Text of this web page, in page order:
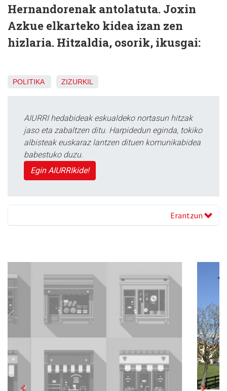
Hernandorenak antolatuta. Joxin
Azkue elkarteko kidea izan zen
hizlaria. Hitzaldia, osorik, ikusgai:
POLITIKA ZIZURKIL
AIURRI hedabideak eskualdeko nortasun hitzak
jaso eta zabaltzen ditu. Harpidedun eginda, tokiko
albisteak euskaraz lantzen dituen komunikabidea
babestuko duzu.
Egin AIURRIkide!
Erantzun
Previous Next